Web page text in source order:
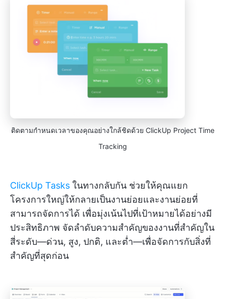
ติดตามกำหนดเวลาของคุณอย่างใกล้ชิดด้วย ClickUp Project Time
Tracking
ClickUp Tasks ในทางกลับกัน ช่วยให้คุณแยก
โครงการใหญ่ให้กลายเป็นงานย่อยและงานย่อยที่
สามารถจัดการได้ เพื่อมุ่งเน้นไปที่เป้าหมายได้อย่างมี
ประสิทธิภาพ จัดลำดับความสำคัญของงานที่สำคัญใน
สี่ระดับ—ด่วน, สูง, ปกติ, และต่ำ—เพื่อจัดการกับสิ่งที่
สำคัญที่สุดก่อน